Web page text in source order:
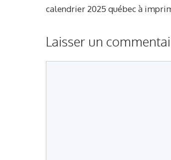
calendrier 2025 québec à
Laisser un